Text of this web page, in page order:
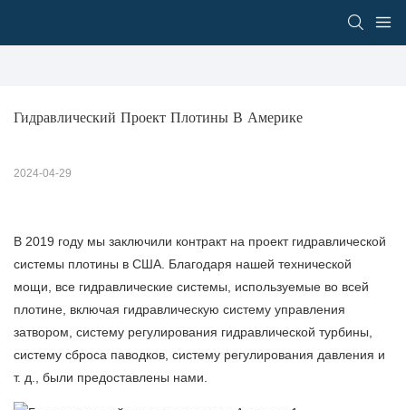
Гидравлический Проект Плотины В Америке
2024-04-29
В 2019 году мы заключили контракт на проект гидравлической
системы плотины в США. Благодаря нашей технической
мощи, все гидравлические системы, используемые во всей
плотине, включая гидравлическую систему управления
затвором, систему регулирования гидравлической турбины,
систему сброса паводков, систему регулирования давления и
т. д., были предоставлены нами.